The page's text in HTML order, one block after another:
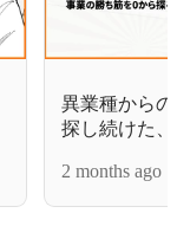
異業種から
探し続けた
インタビュ
2 months ago